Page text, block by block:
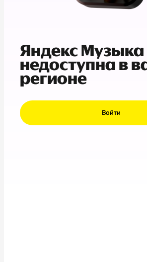
Яндекс Музыка
недоступна в
регионе
Войти